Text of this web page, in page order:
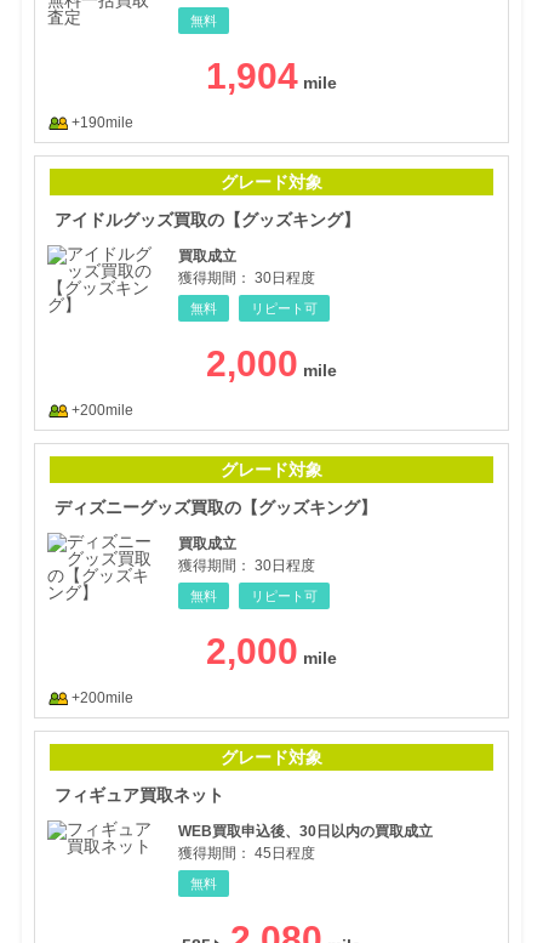
無料
1,904
+190mile
グレード対象
アイドルグッズ買取の【グッズキング】
買取成立
獲得期間： 30日程度
無料 リピート可
2,000
+200mile
グレード対象
ディズニーグッズ買取の【グッズキング】
買取成立
獲得期間： 30日程度
無料 リピート可
2,000
+200mile
グレード対象
フィギュア買取ネット
WEB買取申込後、30日以内の買取成立
獲得期間： 45日程度
無料